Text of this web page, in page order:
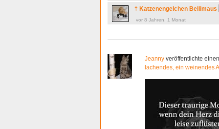
† Katzenengelchen Bellimaus
vor 8 Jahren, 1 Monat
Jeanny veröffentlichte
lachendes, ein weinendes